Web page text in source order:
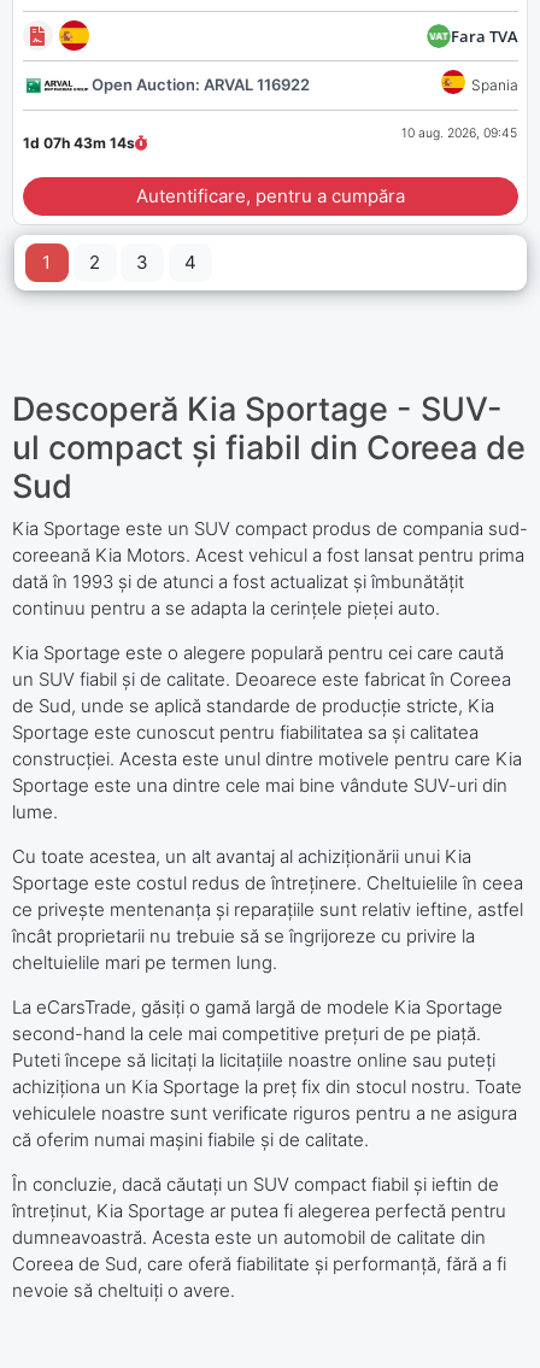
Fara TVA
Open Auction: ARVAL 116922 Spania
1d 07h 43m 13s
10 aug. 2026, 09:45
Autentificare, pentru a cumpăra
1 2 3 4
Descoperă Kia Sportage - SUV-
ul compact și fiabil din Coreea de
Sud
Kia Sportage este un SUV compact produs de compania sud-
coreeană Kia Motors. Acest vehicul a fost lansat pentru prima
dată în 1993 și de atunci a fost actualizat și îmbunătățit
continuu pentru a se adapta la cerințele pieței auto.
Kia Sportage este o alegere populară pentru cei care caută
un SUV fiabil și de calitate. Deoarece este fabricat în Coreea
de Sud, unde se aplică standarde de producție stricte, Kia
Sportage este cunoscut pentru fiabilitatea sa și calitatea
construcției. Acesta este unul dintre motivele pentru care Kia
Sportage este una dintre cele mai bine vândute SUV-uri din
lume.
Cu toate acestea, un alt avantaj al achiziționării unui Kia
Sportage este costul redus de întreținere. Cheltuielile în ceea
ce privește mentenanța și reparațiile sunt relativ ieftine, astfel
încât proprietarii nu trebuie să se îngrijoreze cu privire la
cheltuielile mari pe termen lung.
La eCarsTrade, găsiți o gamă largă de modele Kia Sportage
second-hand la cele mai competitive prețuri de pe piață.
Puteti începe să licitați la licitațiile noastre online sau puteți
achiziționa un Kia Sportage la preț fix din stocul nostru. Toate
vehiculele noastre sunt verificate riguros pentru a ne asigura
că oferim numai mașini fiabile și de calitate.
În concluzie, dacă căutați un SUV compact fiabil și ieftin de
întreținut, Kia Sportage ar putea fi alegerea perfectă pentru
dumneavoastră. Acesta este un automobil de calitate din
Coreea de Sud, care oferă fiabilitate și performanță, fără a fi
nevoie să cheltuiți o avere.